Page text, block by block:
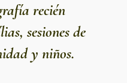
recién
,sesiones de
yniños.